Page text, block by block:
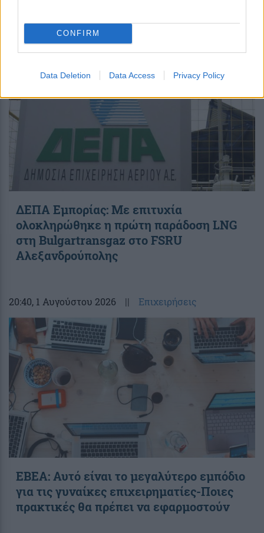
CONFIRM
Data Deletion Data Access Privacy Policy
, 4 Αυγούστου 2026
ΔΕΠΑ Εμπορίας: Με επιτυχία
ολοκληρώθηκε η πρώτη παράδοση LNG
στη Bulgartransgaz στο FSRU
Αλεξανδρούπολης
20:40, 1 Αυγούστου 2026 || Επιχειρήσεις
ΕΒΕΑ: Αυτό είναι το μεγαλύτερο εμπόδιο
για τις γυναίκες επιχειρηματίες-Ποιες
πρακτικές θα πρέπει να εφαρμοστούν